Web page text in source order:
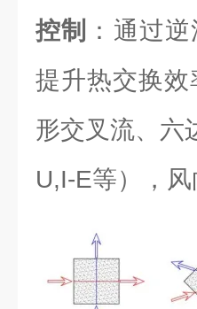
控制
：通过
提升热交换效
形交叉流、六
U,I-E等），风